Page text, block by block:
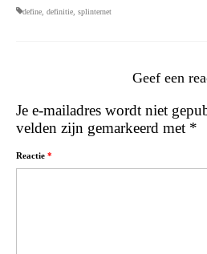
define definitie splinternet
Geef een
Je e-mailadres wordt niet
velden zijn gemarkeerd met *
Reactie *